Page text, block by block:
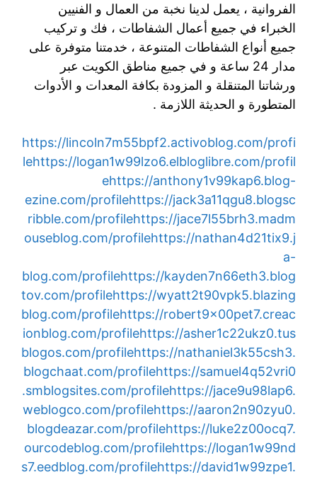
الفروانية ، يعمل لدينا نخبة من العمال و الفنيين
الخبراء في جميع أعمال الشفاطات ، فك و تركيب
جميع أنواع الشفاطات المتنوعة ، خدمتنا متوفرة على
مدار 24 ساعة و في جميع مناطق الكويت عبر
ورشاتنا المتنقلة و المزودة بكافة المعدات و الأدوات
المتطورة و الحديثة اللازمة .
https://lincoln7m55bpf2.activoblog.com/profi
lehttps://logan1w99lzo6.elbloglibre.com/profil
ehttps://anthony1v99kap6.blog-
ezine.com/profilehttps://jack3a11qgu8.blogsc
ribble.com/profilehttps://jace7l55brh3.madm
ouseblog.com/profilehttps://nathan4d21tix9.j
a-
blog.com/profilehttps://kayden7n66eth3.blog
tov.com/profilehttps://wyatt2t90vpk5.blazing
blog.com/profilehttps://robert9x00pet7.creac
ionblog.com/profilehttps://asher1c22ukz0.tus
blogos.com/profilehttps://nathaniel3k55csh3.
blogchaat.com/profilehttps://samuel4q52vri0
.smblogsites.com/profilehttps://jace9u98lap6.
weblogco.com/profilehttps://aaron2n90zyu0.
blogdeazar.com/profilehttps://luke2z00ocq7.
ourcodeblog.com/profilehttps://logan1w99nd
s7.eedblog.com/profilehttps://david1w99zpe1.